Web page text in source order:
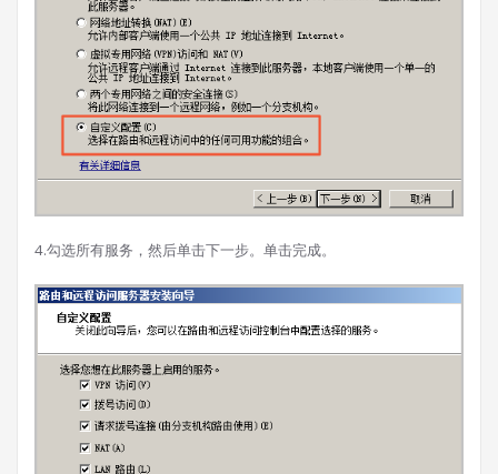
4.勾选所有服务，然后单击下一步。单击完成。